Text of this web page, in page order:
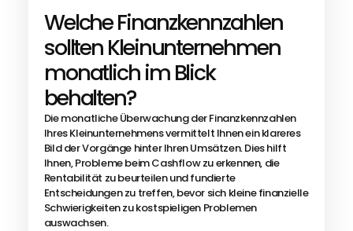
Welche Finanzkennzahlen
sollten Kleinunternehmen
monatlich im Blick
behalten?
Die monatliche Überwachung der Finanzkennzahlen
Ihres Kleinunternehmens vermittelt Ihnen ein klareres
Bild der Vorgänge hinter Ihren Umsätzen. Dies hilft
Ihnen, Probleme beim Cashflow zu erkennen, die
Rentabilität zu beurteilen und fundierte
Entscheidungen zu treffen, bevor sich kleine finanzielle
Schwierigkeiten zu kostspieligen Problemen
auswachsen.